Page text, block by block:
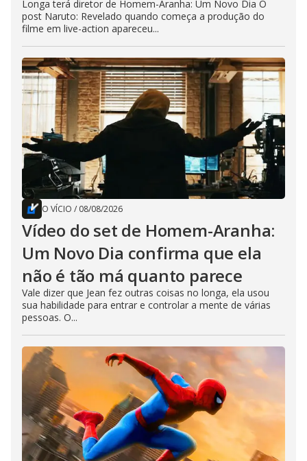
Longa terá diretor de Homem-Aranha: Um Novo Dia O
post Naruto: Revelado quando começa a produção do
filme em live-action apareceu...
O VÍCIO / 08/08/2026
Vídeo do set de Homem-Aranha:
Um Novo Dia confirma que ela
não é tão má quanto parece
Vale dizer que Jean fez outras coisas no longa, ela usou
sua habilidade para entrar e controlar a mente de várias
pessoas. O...